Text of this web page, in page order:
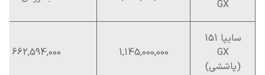
GX
سایپا 151
GX
(پاششی)
1,145,000,000
662,594,000